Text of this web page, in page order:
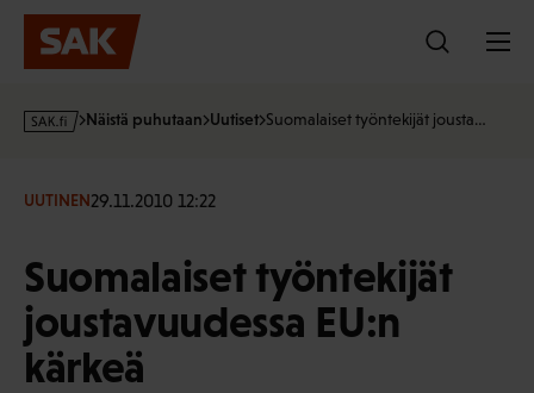
Hyppää
sisältöön
s
·
Näistä puhutaan Uutiset Suomalaiset työntekijät jousta…
UUTINEN29.11.2010 12:22
Suomalaiset työntekijät
joustavuudessa EU:n
kärkeä